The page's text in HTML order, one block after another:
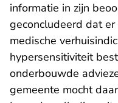
informatie in zijn
geconcludeerd dat
medische
hypersensitiviteit
onderbouwde
gemeente mocht